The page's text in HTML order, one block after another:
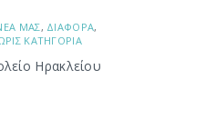
ΜΑΣ, ΔΙΑΦΟΡΑ,
ΚΑΤΗΓΟΡΙΑ
Ηρακλείου